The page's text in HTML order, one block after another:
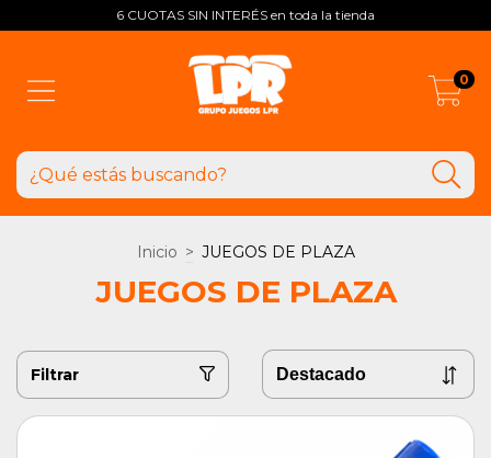
6 CUOTAS SIN INTERÉS en toda la tienda
0
Inicio > JUEGOS DE PLAZA
JUEGOS DE PLAZA
Filtrar